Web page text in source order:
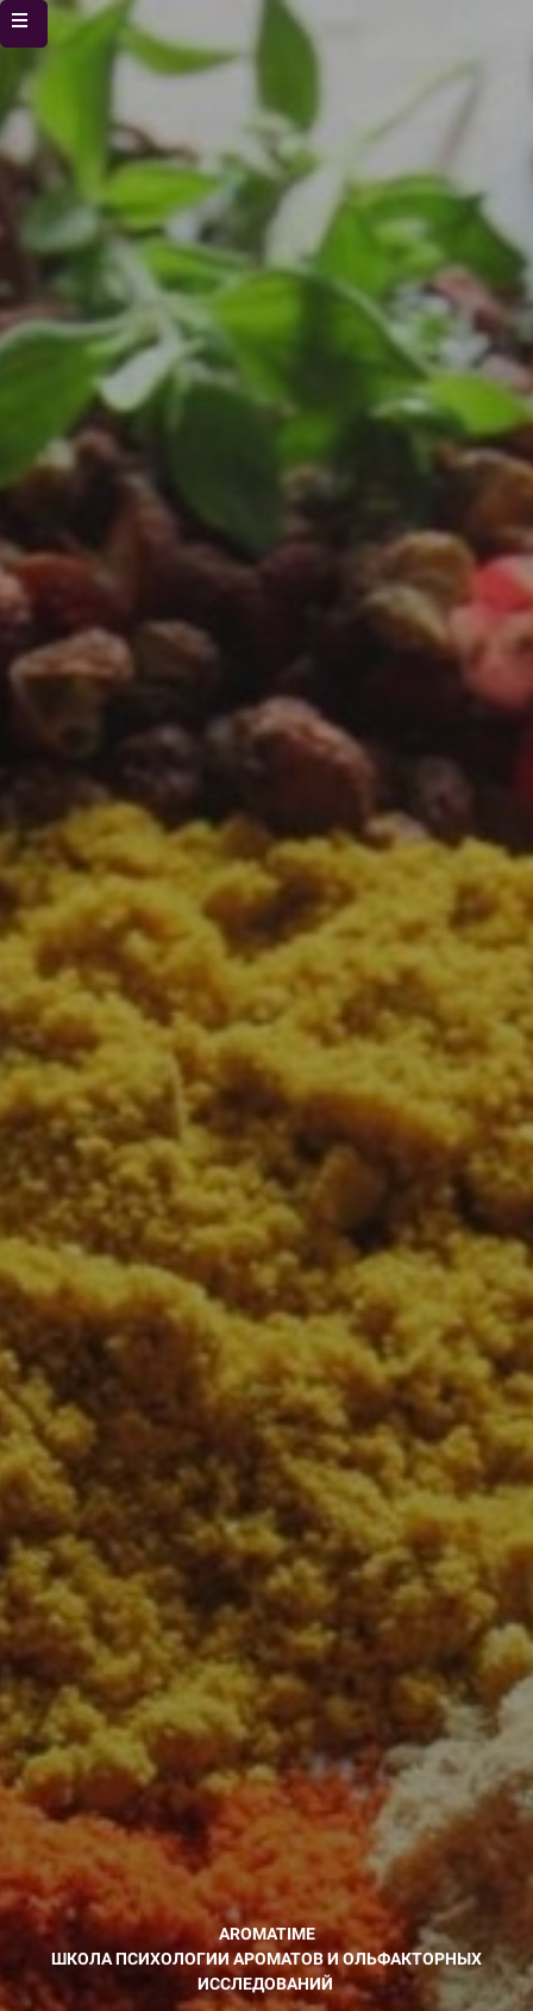
AROMATIME
ШКОЛА ПСИХОЛОГИИ АРОМАТОВ И ОЛЬФАКТОРНЫХ
ИССЛЕДОВАНИЙ